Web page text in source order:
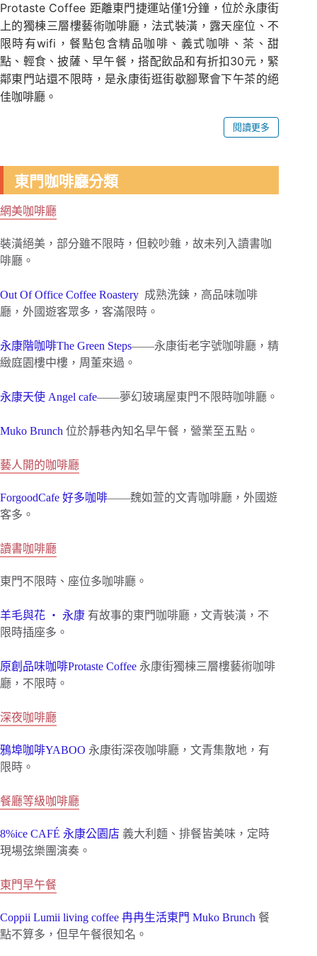
Protaste Coffee 距離東門捷運站僅1分鐘，位於永康街
上的獨棟三層樓藝術咖啡廳，法式裝潢，露天座位、不
限時有wifi，餐點包含精品咖啡、義式咖啡、茶、甜
點、輕食、披薩、早午餐，搭配飲品和有折扣30元，緊
鄰東門站還不限時，是永康街逛街歇腳聚會下午茶的絕
佳咖啡廳。
閱讀更多
東門咖啡廳分類
網美咖啡廳
裝潢絕美，部分雖不限時，但較吵雜，故未列入讀書咖
啡廳。
Out Of Office Coffee Roastery 成熟洗鍊，高品味咖啡
廳，外國遊客眾多，客滿限時。
永康階咖啡The Green Steps——永康街老字號咖啡廳，精
緻庭園樓中樓，周董來過。
永康天使 Angel cafe——夢幻玻璃屋東門不限時咖啡廳。
Muko Brunch 位於靜巷內知名早午餐，營業至五點。
藝人開的咖啡廳
ForgoodCafe 好多咖啡——魏如萱的文青咖啡廳，外國遊
客多。
讀書咖啡廳
東門不限時、座位多咖啡廳。
羊毛與花 ‧ 永康 有故事的東門咖啡廳，文青裝潢，不
限時插座多。
原創品味咖啡Protaste Coffee 永康街獨棟三層樓藝術咖啡
廳，不限時。
深夜咖啡廳
鴉埠咖啡YABOO 永康街深夜咖啡廳，文青集散地，有
限時。
餐廳等級咖啡廳
8%ice CAFÉ 永康公園店 義大利麵、排餐皆美味，定時
現場弦樂團演奏。
東門早午餐
Coppii Lumii living coffee 冉冉生活東門 Muko Brunch 餐
點不算多，但早午餐很知名。